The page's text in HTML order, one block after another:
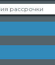
рассрочки